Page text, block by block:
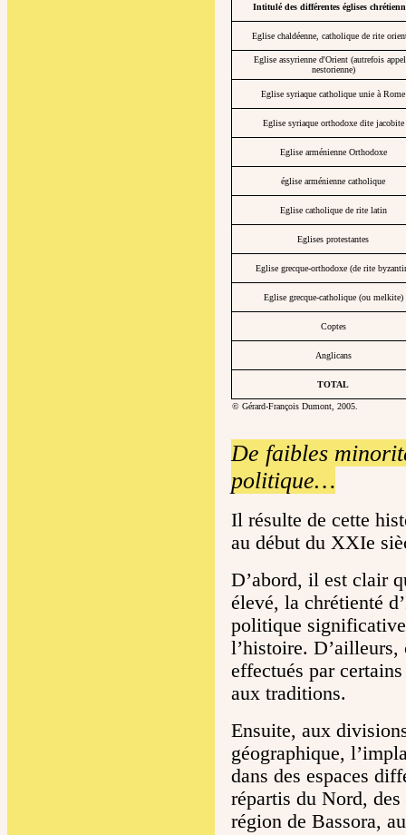
Intitulé des différentes églises
Eglise chaldéenne, catholique de rite
Eglise assyrienne d'Orient (autrefois
nestorienne)
Eglise syriaque catholique unie à Rome
Eglise syriaque orthodoxe dite jacobite
Eglise arménienne Orthodoxe
église arménienne catholique
Eglise catholique de rite latin
Eglises protestantes
Eglise grecque-orthodoxe (de rite
Eglise grecque-catholique (ou melkite)
Coptes
Anglicans
TOTAL
© Gérard-François Dumont, 2005.
De faibles
politique…
Il résulte de cette
au début du XXIe
D’abord, il est clair
élevé, la chrétienté
politique
l’histoire.
effectués par
aux traditions.
Ensuite, aux
géographique,
dans des espaces
répartis du Nord,
région de Bassora,